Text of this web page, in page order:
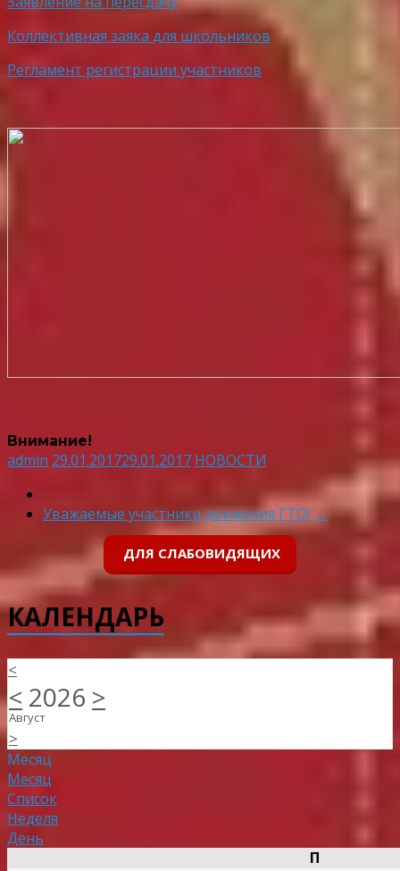
Коллективная заяка для школьников
Регламент регистрации участников
Внимание!​
admin 29.01.201729.01.2017 НОВОСТИ
Уважаемые участники движения ГТО! →
ДЛЯ СЛАБОВИДЯЩИХ
КАЛЕНДАРЬ
<
< 2026 >
Август
>
Месяц
Месяц
Список
Неделя
День
П